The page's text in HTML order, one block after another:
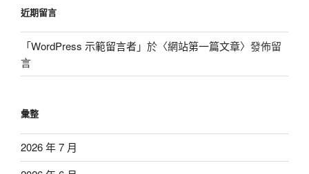
近期留言
「WordPress 示範留言者」於〈網站第一篇文章〉發佈留
言
彙整
2026 年 7 月